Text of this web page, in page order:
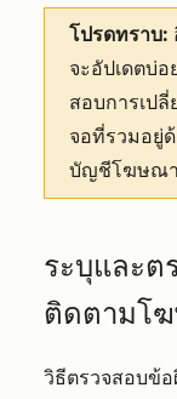
โปรดทราบ:
จะอัปเดตบ่
สอบการเป
จอที่รวมอยู่
บัญชีโฆษณ
ระบุและต
ติดตามโ
วิธีตรวจสอบข้